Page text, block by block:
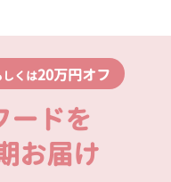
しくは20万円オフ
ードを
お届け